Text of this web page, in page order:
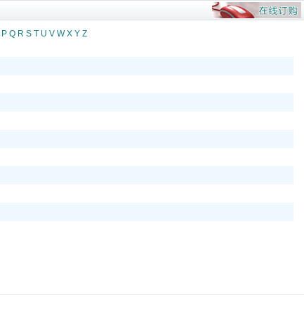
P Q R S T U V W X Y Z